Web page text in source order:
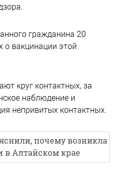
гражданина 20
о вакцинации этой
круг контактных, за
наблюдение и
непривитых контактных.
почему возникла
Алтайском крае